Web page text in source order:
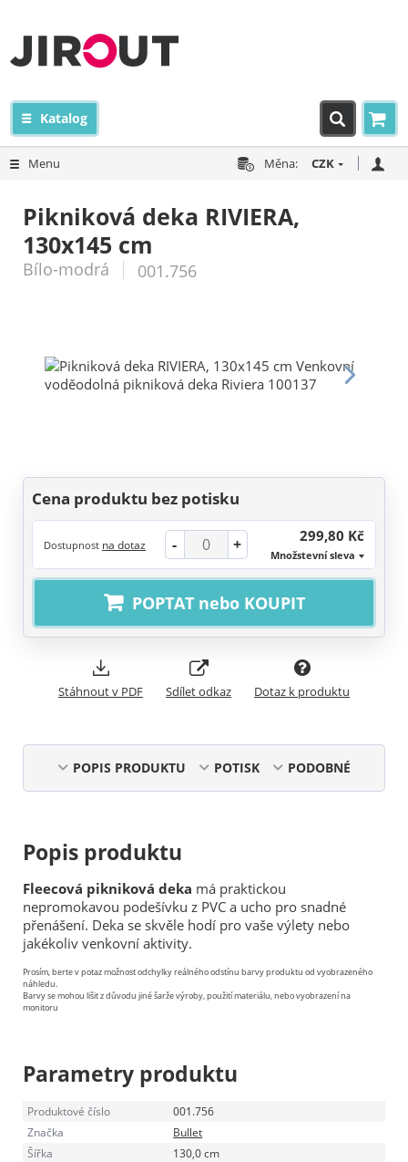
Katalog
Menu Měna: CZK
Pikniková deka RIVIERA,
130x145 cm
Bílo-modrá 001.756
Cena produktu bez potisku
Dostupnost na dotaz - + 299,80 Kč
Množstevní sleva
POPTAT nebo KOUPIT
Stáhnout v PDF Sdílet odkaz Dotaz k produktu
POPIS PRODUKTU POTISK PODOBNÉ
Popis produktu
Fleecová pikniková deka má praktickou
nepromokavou podešívku z PVC a ucho pro snadné
přenášení. Deka se skvěle hodí pro vaše výlety nebo
jakékoliv venkovní aktivity.
Prosím, berte v potaz možnost odchylky reálného odstínu barvy produktu od vyobrazeného
náhledu.
Barvy se mohou lišit z důvodu jiné šarže výroby, použití materiálu, nebo vyobrazení na
monitoru
Parametry produktu
Produktové číslo
001.756
Značka
Bullet
Šířka
130,0 cm